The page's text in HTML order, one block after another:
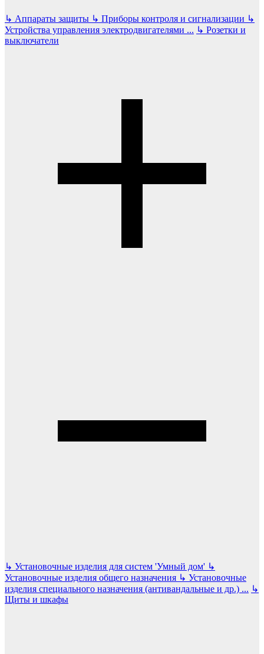
↳ Аппараты защиты ↳ Приборы контроля и сигнализации ↳
Устройства управления электродвигателями ... ↳ Розетки и
выключатели
↳ Установочные изделия для систем 'Умный дом' ↳
Установочные изделия общего назначения ↳ Установочные
изделия специального назначения (антивандальные и др.) ... ↳
Щиты и шкафы